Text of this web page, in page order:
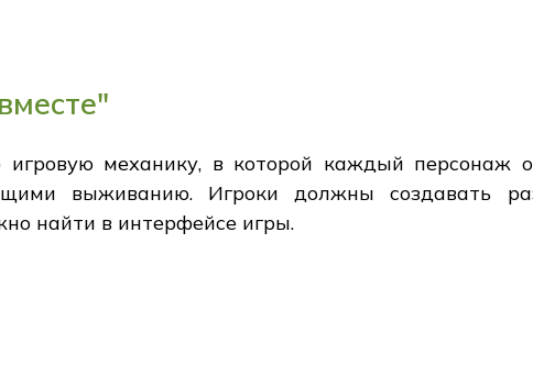
механику, в которой каждый персонаж
выживанию. Игроки должны создавать
найти в интерфейсе игры.